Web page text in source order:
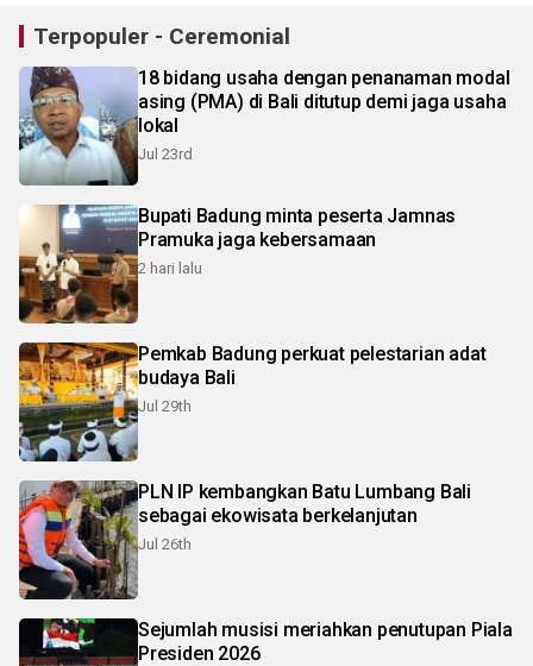
Terpopuler - Ceremonial
18 bidang usaha dengan penanaman modal
asing (PMA) di Bali ditutup demi jaga usaha
lokal
Jul 23rd
Bupati Badung minta peserta Jamnas
Pramuka jaga kebersamaan
2 hari lalu
Pemkab Badung perkuat pelestarian adat
budaya Bali
Jul 29th
PLN IP kembangkan Batu Lumbang Bali
sebagai ekowisata berkelanjutan
Jul 26th
Sejumlah musisi meriahkan penutupan Piala
Presiden 2026